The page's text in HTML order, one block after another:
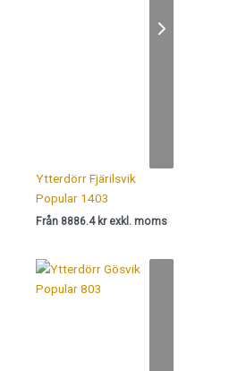
Ytterdörr Fjärilsvik
Popular 1403
Från 8886.4 kr exkl. moms